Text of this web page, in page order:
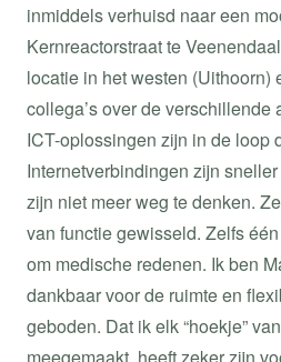
inmiddels verhuisd naar een
Kernreactorstraat te
locatie in het westen (Uithoorn)
collega’s over de
ICT-oplossingen zijn in de loop
Internetverbindingen zijn
zijn niet meer weg te denken.
van functie gewisseld. Zelfs
om medische redenen. Ik ben
dankbaar voor de ruimte en
geboden. Dat ik elk “hoekje”
meegemaakt, heeft zeker zijn